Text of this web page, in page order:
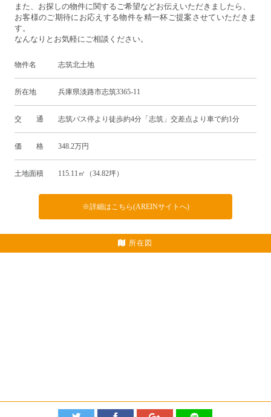
また、お探しの物件に関するご希望などお伝えいただきましたら、
お客様のご期待にお応えする物件を精一杯ご提案させていただきま
す。
なんなりとお気軽にご相談ください。
物件名 志筑北土地
所在地 兵庫県淡路市志筑3365-11
交 通 志筑バス停より徒歩約4分「志筑」交差点より車で約1分
価 格 348.2万円
土地面積 115.11㎡（34.82坪）
※詳細はこちら(AREINサイトへ)
所在図